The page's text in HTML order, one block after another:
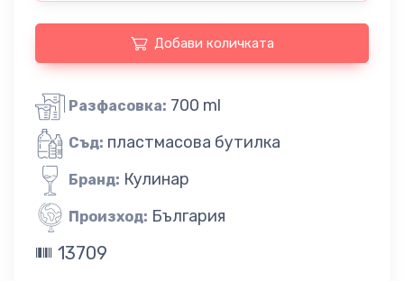
Добави количката
Разфасовка: 700 ml
Съд: пластмасова бутилка
Бранд: Кулинар
Произход: България
13709